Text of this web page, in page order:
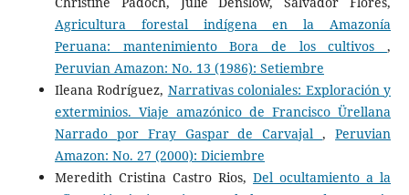
Agricultura forestal indígena en la Amazonía
Peruana: mantenimiento Bora de los cultivos,
Peruvian Amazon: No. 13 (1986): Setiembre
Ileana Rodríguez, Narrativas coloniales: Exploración y
exterminios. Viaje amazónico de Francisco Ürellana
Narrado por Fray Gaspar de Carvajal,Peruvian
Amazon: No. 27 (2000): Diciembre
Meredith Cristina Castro Rios,Del ocultamiento a la